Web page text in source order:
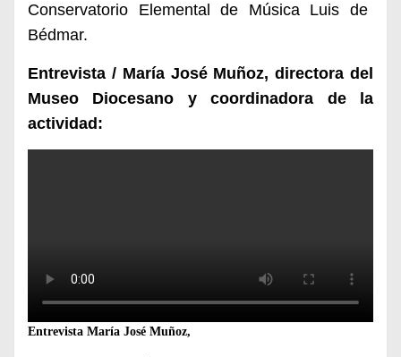
Conservatorio Elemental de Música Luis de
Bédmar.
Entrevista / María José Muñoz, directora del
Museo Diocesano y coordinadora de la
actividad:
Entrevista María José Muñoz,